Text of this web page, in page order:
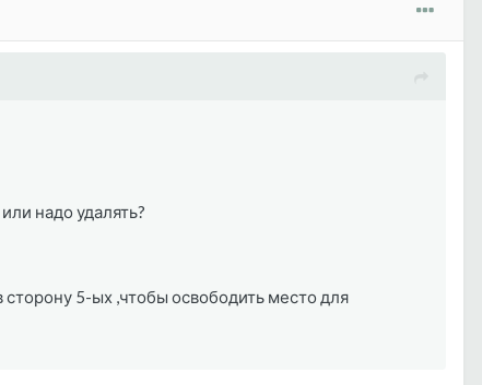
надо удалять?
5-ых ,чтобы освободить место для